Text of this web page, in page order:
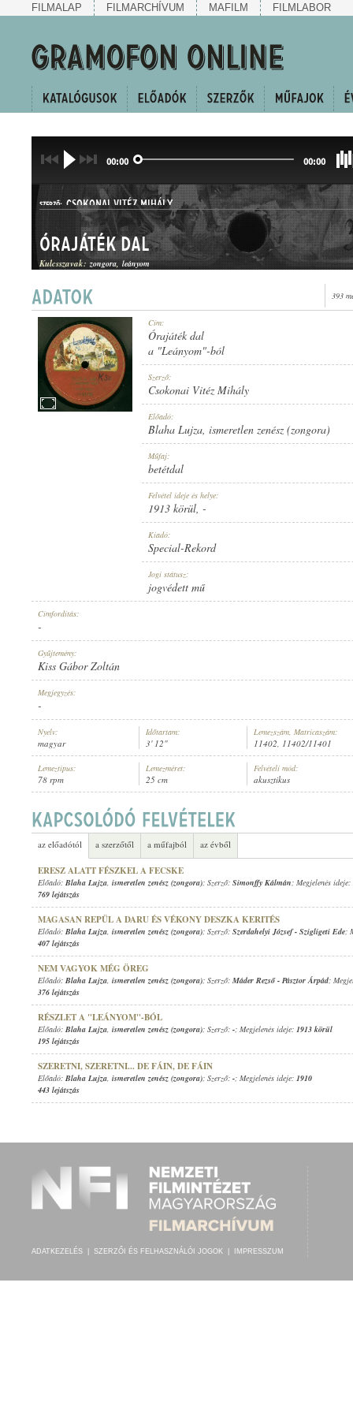
FILMALAP FILMARCHÍVUM MAFILM FILMLABOR
00:00 00:00
ELŐADÓ: BLAHA LUJZA,ISMERETLEN ZENÉSZ (ZONGORA)
SZERZŐ: CSOKONAI VITÉZ MIHÁLY
BETÉTDAL
1913 KÖRÜL
11402
Órajáték dal
Kulcsszavak: zongora leányom
393
Cím:
Órajáték dal
a "Leányom"-ból
Szerző:
Csokonai Vitéz Mihály
Előadó:
Blaha Lujza, ismeretlen zenész (zongora)
Műfaj:
betétdal
Felvétel ideje és helye:
1913 körül, -
Kiadó:
Special-Rekord
Jogi státusz:
jogvédett mű
Címfordítás:
-
Gyűjtemény:
Kiss Gábor Zoltán
Megjegyzés:
-
Nyelv:
magyar
Időtartam:
3' 12"
Lemezszám, Matricaszám:
11402, 11402/11401
Lemeztípus:
78 rpm
Lemezméret:
25 cm
Felvételi mód:
akusztikus
az előadótól a szerzőtől a műfajból az évből
ERESZ ALATT FÉSZKEL A FECSKE
Előadó: Blaha Lujza, ismeretlen zenész (zongora); Szerző: Simonffy Kálmán; Megjelenés ideje:
769 lejátszás
MAGASAN REPÜL A DARU ÉS VÉKONY DESZKA KERITÉS
Előadó: Blaha Lujza, ismeretlen zenész (zongora); Szerző: Szerdahelyi József- Szigligeti Ede;
407 lejátszás
NEM VAGYOK MÉG ÖREG
Előadó: Blaha Lujza, ismeretlen zenész (zongora); Szerző: Máder Rezső- Pásztor Árpád;
376 lejátszás
RÉSZLET A "LEÁNYOM"-BÓL
Előadó: Blaha Lujza, ismeretlen zenész (zongora); Szerző: -; Megjelenés ideje: 1913 körül
195 lejátszás
SZERETNI, SZERETNI... DE FÁIN, DE FÁIN
Előadó: Blaha Lujza, ismeretlen zenész (zongora); Szerző: -; Megjelenés ideje: 1910
443 lejátszás
ADATKEZELÉS SZERZŐI ÉS FELHASZNÁLÓI JOGOK IMPRESSZUM